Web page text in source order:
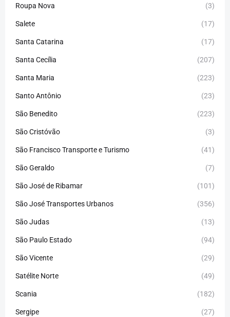
Roupa Nova (3)
Salete (17)
Santa Catarina (17)
Santa Cecília (207)
Santa Maria (223)
Santo Antônio (23)
São Benedito (223)
São Cristóvão (3)
São Francisco Transporte e Turismo (41)
São Geraldo (7)
São José de Ribamar (101)
São José Transportes Urbanos (356)
São Judas (13)
São Paulo Estado (94)
São Vicente (29)
Satélite Norte (49)
Scania (182)
Sergipe (27)